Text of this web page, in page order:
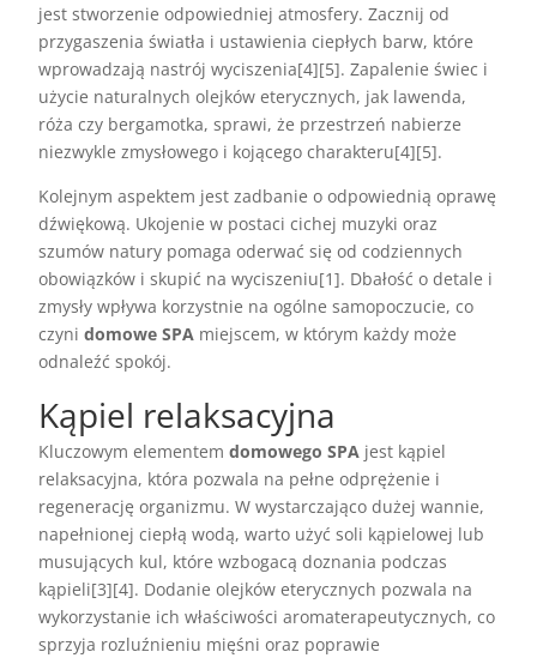
jest stworzenie odpowiedniej atmosfery. Zacznij od
przygaszenia światła i ustawienia ciepłych barw, które
wprowadzają nastrój wyciszenia[4][5]. Zapalenie świec i
użycie naturalnych olejków eterycznych, jak lawenda,
róża czy bergamotka, sprawi, że przestrzeń nabierze
niezwykle zmysłowego i kojącego charakteru[4][5].
Kolejnym aspektem jest zadbanie o odpowiednią oprawę
dźwiękową. Ukojenie w postaci cichej muzyki oraz
szumów natury pomaga oderwać się od codziennych
obowiązków i skupić na wyciszeniu[1]. Dbałość o detale i
zmysły wpływa korzystnie na ogólne samopoczucie, co
czynidomowe SPA miejscem, w którym każdy może
odnaleźć spokój.
Kąpiel relaksacyjna
Kluczowym elementemdomowego SPA jest kąpiel
relaksacyjna, która pozwala na pełne odprężenie i
regenerację organizmu. W wystarczająco dużej wannie,
napełnionej ciepłą wodą, warto użyć soli kąpielowej lub
musujących kul, które wzbogacą doznania podczas
kąpieli[3][4]. Dodanie olejków eterycznych pozwala na
wykorzystanie ich właściwości aromaterapeutycznych, co
sprzyja rozluźnieniu mięśni oraz poprawie